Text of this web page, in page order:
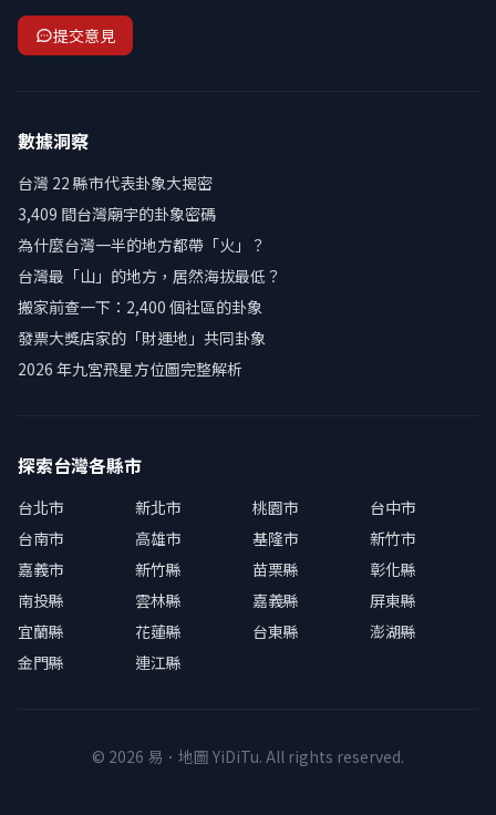
提交意見
數據洞察
台灣 22 縣市代表卦象大揭密
3,409 間台灣廟宇的卦象密碼
為什麼台灣一半的地方都帶「火」？
台灣最「山」的地方，居然海拔最低？
搬家前查一下：2,400 個社區的卦象
發票大獎店家的「財運地」共同卦象
2026 年九宮飛星方位圖完整解析
探索台灣各縣市
台北市 新北市 桃園市
台中市
台南市
高雄市 基隆市
新竹市
嘉義市
新竹縣 苗栗縣
彰化縣
南投縣
雲林縣 嘉義縣
屏東縣
宜蘭縣
花蓮縣 台東縣
澎湖縣
金門縣
連江縣
© 2026 易．地圖 YiDiTu. All rights reserved.